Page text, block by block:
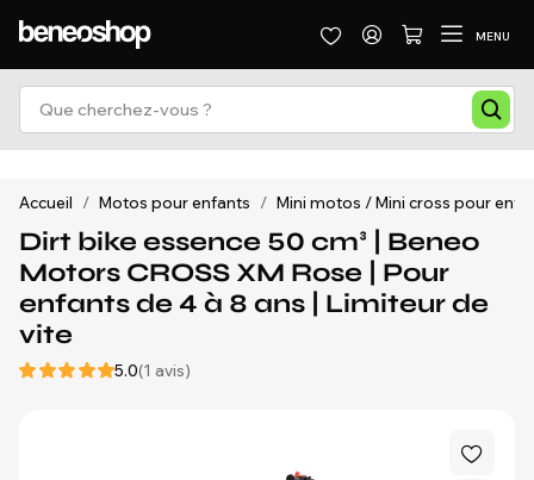
MENU
Accueil / Motos pour enfants / Mini motos / Mini cross pour
Dirt bike essence 50 cm³ | Beneo
Motors CROSS XM Rose | Pour
enfants de 4 à 8 ans | Limiteur de
vite
5.0(1 avis)